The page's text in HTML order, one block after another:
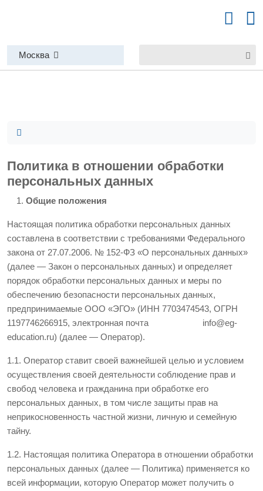
Москва
Политика в отношении обработки
персональных данных
Общие положения
Настоящая политика обработки персональных данных
составлена в соответствии с требованиями Федерального
закона от 27.07.2006. № 152-ФЗ «О персональных данных»
(далее — Закон о персональных данных) и определяет
порядок обработки персональных данных и меры по
обеспечению безопасности персональных данных,
предпринимаемые ООО «ЭГО» (ИНН 7703474543, ОГРН
1197746266915, электронная почта info@eg-
education.ru) (далее — Оператор).
1.1. Оператор ставит своей важнейшей целью и условием
осуществления своей деятельности соблюдение прав и
свобод человека и гражданина при обработке его
персональных данных, в том числе защиты прав на
неприкосновенность частной жизни, личную и семейную
тайну.
1.2. Настоящая политика Оператора в отношении обработки
персональных данных (далее — Политика) применяется ко
всей информации, которую Оператор может получить о